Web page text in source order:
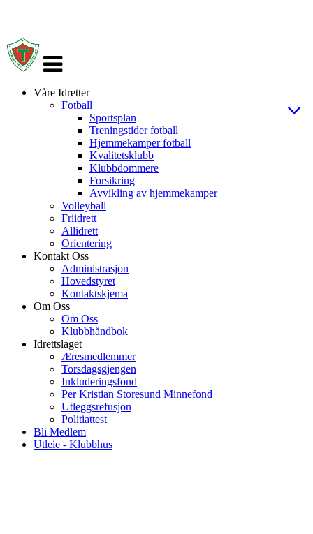
navigasjon
Våre Idretter
Fotball
Sportsplan
Treningstider fotball
Hjemmekamper fotball
Kvalitetsklubb
Klubbdommere
Forsikring
Avvikling av hjemmekamper
Volleyball
Friidrett
Allidrett
Orientering
Kontakt Oss
Administrasjon
Hovedstyret
Kontaktskjema
Om Oss
Om Oss
Klubbhåndbok
Idrettslaget
Æresmedlemmer
Torsdagsgjengen
Inkluderingsfond
Per Kristian Storesund Minnefond
Utleggsrefusjon
Politiattest
Bli Medlem
Utleie - Klubbhus